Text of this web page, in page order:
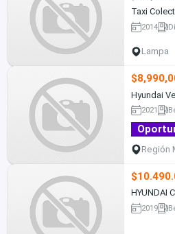
Taxi
2014
Lampa
Hyundai
2021
Región
HYUNDAI
2019